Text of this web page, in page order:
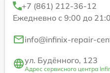
+7 (861) 212-36-12
Ежедневно с 9:00 до
info@infinix-repair-
ул. Будённого, 123
Адрес сервисного центра